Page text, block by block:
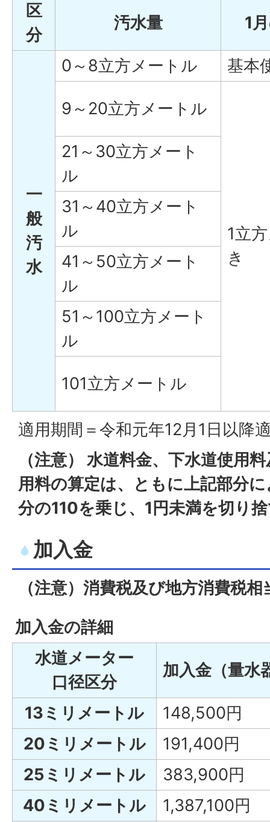
区
分
汚水量 1
一
般
汚
水
0～8立方メートル 基本
9～20立方メートル
1立
き
21～30立方メート
ル
31～40立方メート
ル
41～50立方メート
ル
51～100立方メート
ル
101立方メートル
適用期間＝令和元年12月1日以降
（注意） 水道料金、下水道使用
用料の算定は、ともに上記部分
分の110を乗じ、1円未満を切り
加入金
（注意）消費税及び地方消費税
加入金の詳細
水道メーター
口径区分
加入金（量水
13ミリメートル
148,500円
20ミリメートル
191,400円
25ミリメートル
383,900円
40ミリメートル
1,387,100円